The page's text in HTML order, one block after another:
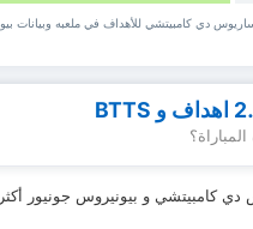
دي كامبيتشي للأهداف في ملعبه وبيانات